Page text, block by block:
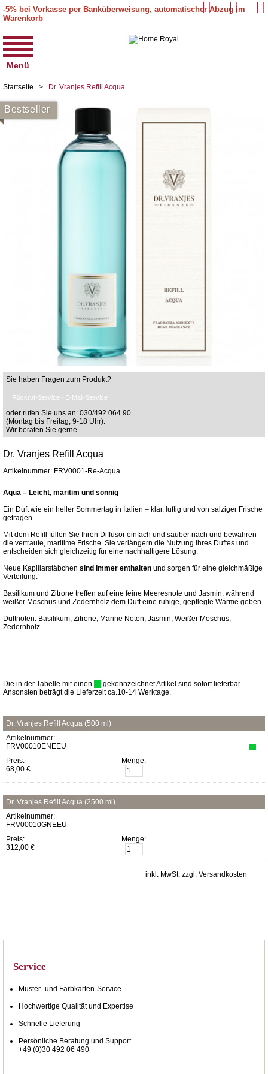
-5% bei Vorkasse per Banküberweisung, automatischer Abzug im
Warenkorb
Menü
Startseite > Dr. Vranjes Refill Acqua
Bestseller
Sie haben Fragen zum Produkt?
Rückruf-Service / E-Mail-Service
oder rufen Sie uns an: 030/492 064 90
(Montag bis Freitag, 9-18 Uhr).
Wir beraten Sie gerne.
Dr. Vranjes Refill Acqua
Artikelnummer: FRV0001-Re-Acqua
Aqua – Leicht, maritim und sonnig
Ein Duft wie ein heller Sommertag in Italien – klar, luftig und von salziger Frische
getragen.
Mit dem Refill füllen Sie Ihren Diffusor einfach und sauber nach und bewahren
die vertraute, maritime Frische. Sie verlängern die Nutzung Ihres Duftes und
entscheiden sich gleichzeitig für eine nachhaltigere Lösung.
Neue Kapillarstäbchen sind immer enthalten und sorgen für eine gleichmäßige
Verteilung.
Basilikum und Zitrone treffen auf eine feine Meeresnote und Jasmin, während
weißer Moschus und Zedernholz dem Duft eine ruhige, gepflegte Wärme geben.
Duftnoten: Basilikum, Zitrone, Marine Noten, Jasmin, Weißer Moschus,
Zedernholz
Die in der Tabelle mit einen
gekennzeichnet Artikel sind sofort lieferbar.
Ansonsten beträgt die Lieferzeit ca.10-14 Werktage.
Dr. Vranjes Refill Acqua (500 ml)
Artikelnummer:
FRV00010ENEEU
Preis:
68,00 €
Menge:
Dr. Vranjes Refill Acqua (2500 ml)
Artikelnummer:
FRV00010GNEEU
Preis:
312,00 €
Menge:
inkl. MwSt. zzgl. Versandkosten
Service
Muster- und Farbkarten-Service
Hochwertige Qualität und Expertise
Schnelle Lieferung
Persönliche Beratung und Support
+49 (0)30 492 06 490